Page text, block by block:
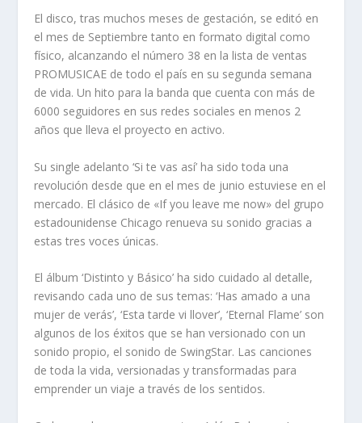
El disco, tras muchos meses de gestación, se editó en
el mes de Septiembre tanto en formato digital como
físico, alcanzando el número 38 en la lista de ventas
PROMUSICAE de todo el país en su segunda semana
de vida. Un hito para la banda que cuenta con más de
6000 seguidores en sus redes sociales en menos 2
años que lleva el proyecto en activo.
Su single adelanto‘Si te vas así’ ha sido toda una
revolución desde que en el mes de junio estuviese en el
mercado. El clásico de «If you leave me now» del grupo
estadounidense Chicago renueva su sonido gracias a
estas tres voces únicas.
El álbum ‘Distinto y Básico’ ha sido cuidado al detalle,
revisando cada uno de sus temas: ‘Has amado a una
mujer de verás’, ‘Esta tarde vi llover’, ‘Eternal Flame’ son
algunos de los éxitos que se han versionado con un
sonido propio, el sonido de SwingStar. Las canciones
de toda la vida, versionadas y transformadas para
emprender un viaje a través de los sentidos.